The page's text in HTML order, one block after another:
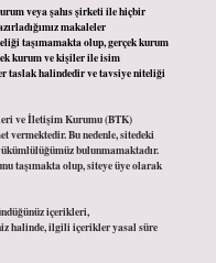
veya şahıs şirketi ile hiçbir
makaleler
taşımamakta olup, gerçek kurum
kurum ve kişiler ile isim
taslak halindedir ve tavsiye niteliği
ve İletişim Kurumu (BTK)
vermektedir. Bu nedenle, sitedeki
bulunmamaktadır.
taşımakta olup, siteye üye olarak
içerikleri,
halinde, ilgili içerikler yasal süre